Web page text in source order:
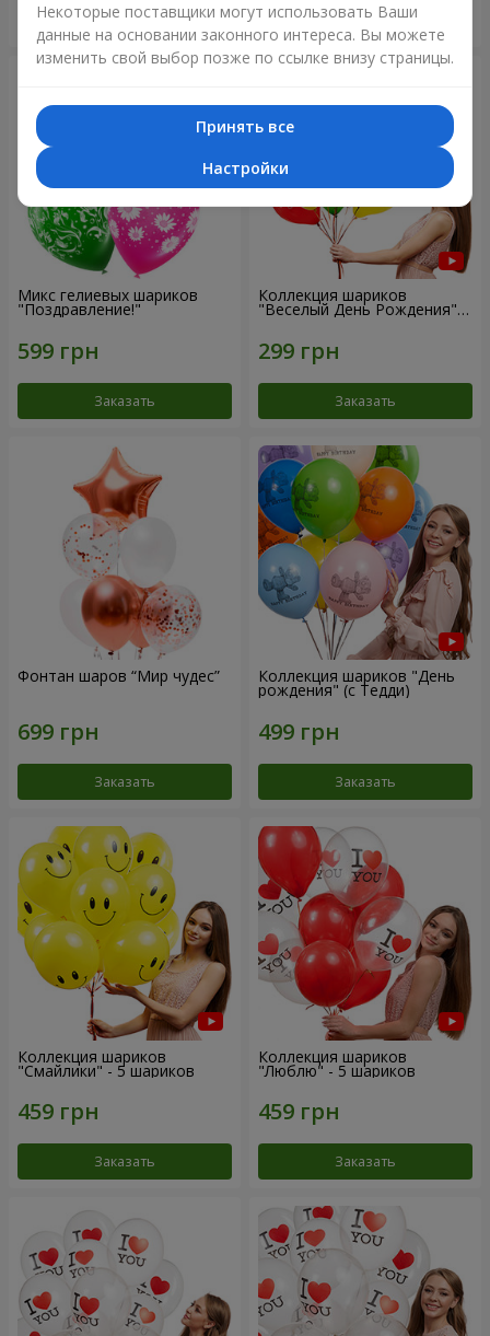
Заказать Заказать
Микс гелиевых шариков
"Поздравление!"
Заказать
Коллекция шариков
"Веселый День Рождения" -
Заказать
Фонтан шаров “Мир чудес”
Заказать
Коллекция шариков "День
рождения" (с Тедди)
Заказать
Коллекция шариков
"Смайлики" - 5 шариков
Заказать
Коллекция шариков
"Люблю" - 5 шариков
Заказать
Некоторые поставщики могут использовать Ваши
данные на основании законного интереса. Вы можете
изменить свой выбор позже по ссылке внизу страницы.
Принять все
Настройки